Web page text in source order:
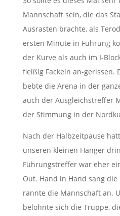
Mannschaft sein, die das
Ausrasten brachte, als
ersten Minute in Führung
der Kurve als auch im I-
fleißig Fackeln an-gerissen.
bebte die Arena in der
auch der Ausgleichstreffer
der Stimmung in der
Nach der Halbzeitpause
unseren kleinen Hänger
Führungstreffer war eher
Out. Hand in Hand sang
rannte die Mannschaft an.
belohnte sich die Truppe,